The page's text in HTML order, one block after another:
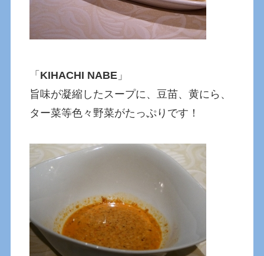
「 KIHACHI NABE 」
旨味が凝縮したスープに、豆苗、黄にら、
ター菜等色々野菜がたっぷりです！